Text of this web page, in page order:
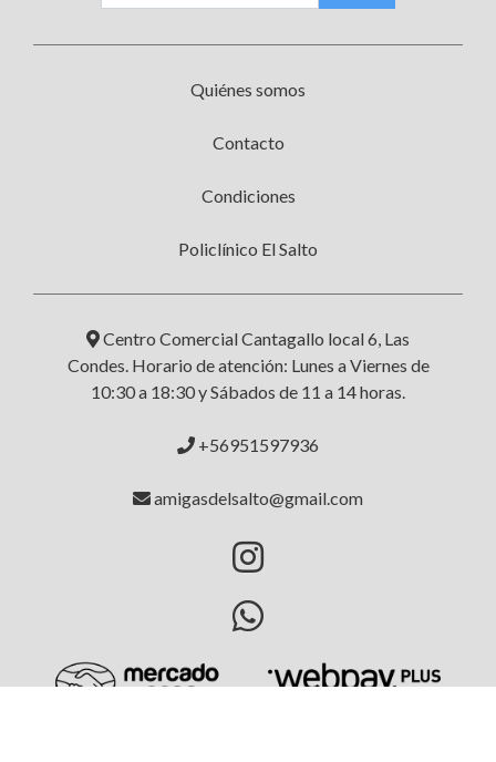
Quiénes somos
Contacto
Condiciones
Policlínico El Salto
Centro Comercial Cantagallo local 6, Las
Condes. Horario de atención: Lunes a Viernes de
10:30 a 18:30 y Sábados de 11 a 14 horas.
+56951597936
amigasdelsalto@gmail.com